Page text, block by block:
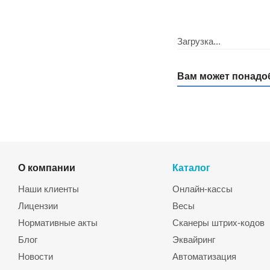
Загрузка...
Вам может
О компании
Наши клиенты
Лицензии
Нормативные акты
Блог
Новости
Каталог
Онлайн-кассы
Весы
Сканеры штрих-кодов
Эквайринг
Автоматизация